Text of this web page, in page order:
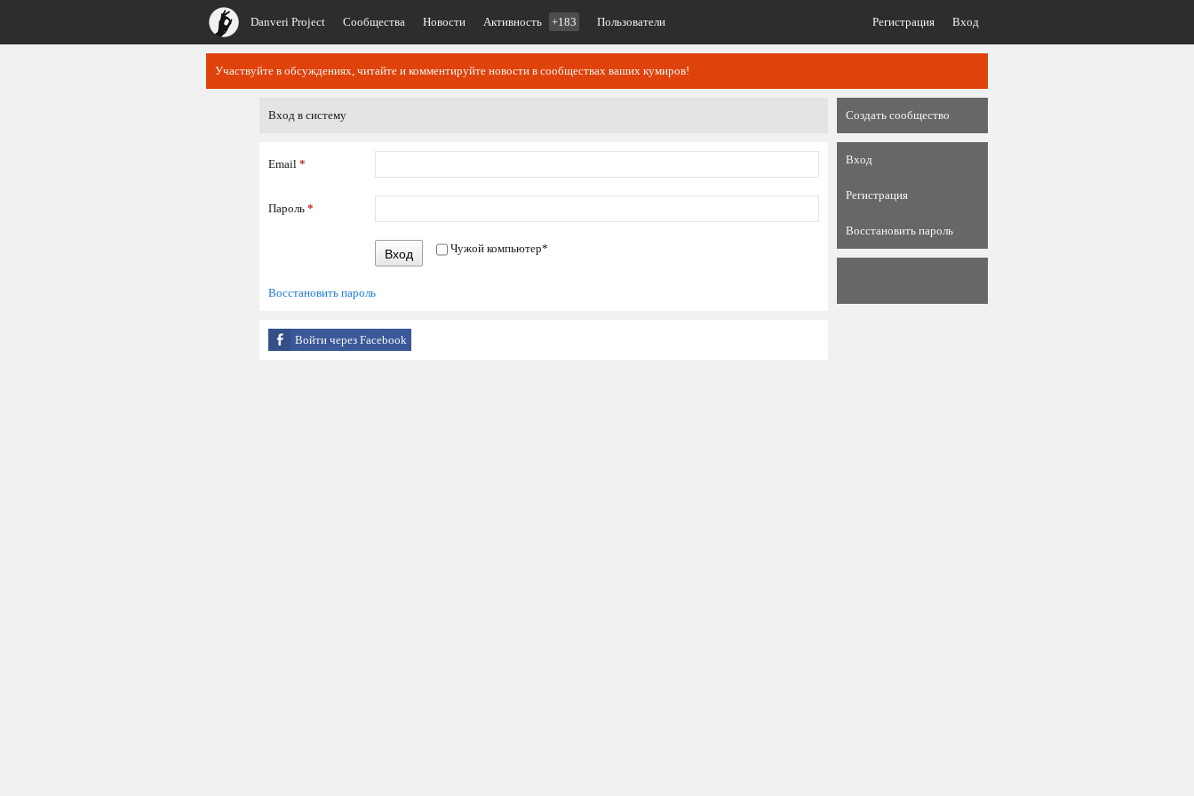
Danveri Project Сообщества Новости Активность +183 Пользователи Регистрация Вход
Участвуйте в обсуждениях, читайте и комментируйте новости в сообществах ваших кумиров!
Вход в систему
Email *
Пароль *
Вход Чужой компьютер*
Восстановить пароль
Войти через Facebook
Создать сообщество
Вход
Регистрация
Восстановить пароль